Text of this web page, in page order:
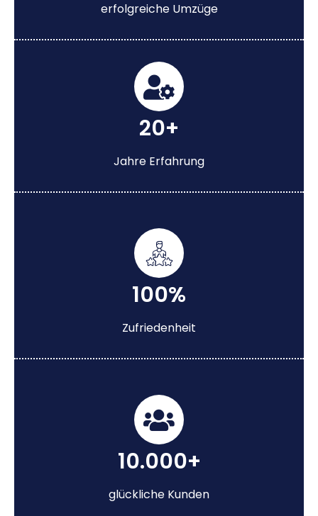
erfolgreiche Umzüge
20+
Jahre Erfahrung
100%
Zufriedenheit
10.000+
glückliche Kunden